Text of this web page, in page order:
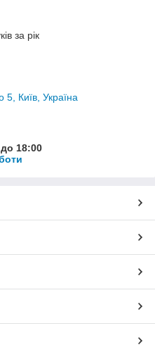
за рік
5, Київ, Україна
18:00